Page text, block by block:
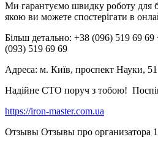
Ми гарантуємо швидку роботу для
якою ви можете спостерігати в
Більш детально: +38 (096) 519 69
(093) 519 69 69
Адреса: м. Київ, проспект Науки, 51
Надійне СТО поруч з тобою!
https://iron-master.com.ua
Отзывы Отзывы про организатора 1